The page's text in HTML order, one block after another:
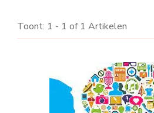
Toont: 1 - 1 of 1 Artikelen